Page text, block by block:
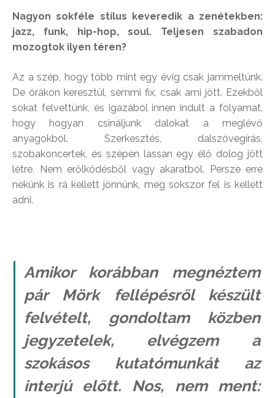
Nagyon sokféle stílus keveredik a zenétekben:
jazz, funk, hip-hop, soul. Teljesen szabadon
mozogtok ilyen téren?
Az a szép, hogy több mint egy évig csak jammeltünk.
De órákon keresztül, semmi fix, csak ami jött. Ezekből
sokat felvettünk, és igazából innen indult a folyamat,
hogy hogyan csináljunk dalokat a meglévő
anyagokból. Szerkesztés, dalszövegírás,
szobakoncertek, és szépen lassan egy élő dolog jött
létre. Nem erőlködésből vagy akaratból. Persze erre
nekünk is rá kellett jönnünk, meg sokszor fel is kellett
adni.
Amikor korábban megnéztem
pár Mörk fellépésről készült
felvételt, gondoltam közben
jegyzetelek, elvégzem a
szokásos kutatómunkát az
interjú előtt. Nos, nem ment: